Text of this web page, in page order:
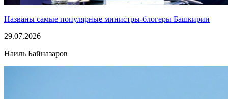
Названы самые популярные министры-блогеры Башкирии
29.07.2026
Наиль Байназаров